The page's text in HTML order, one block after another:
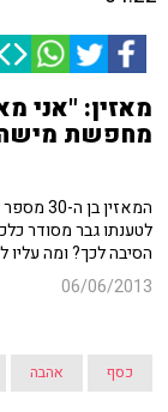
מאזין: "אני
מחפשת
לטענתו גבר מסודר
הסיבה לכך? ומה עליו
06/06/2013
כסף אהבה